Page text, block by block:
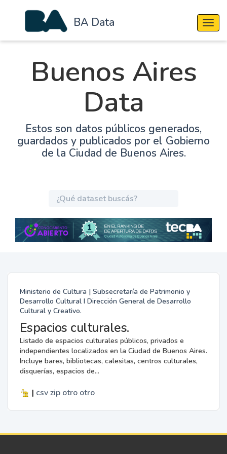
BA Data
Buenos Aires
Data
Estos son datos públicos generados,
guardados y publicados por el Gobierno
de la Ciudad de Buenos Aires.
Ministerio de Cultura | Subsecretaría de Patrimonio y
Desarrollo Cultural I Dirección General de Desarrollo
Cultural y Creativo.
Espacios culturales.
Listado de espacios culturales públicos, privados e
independientes localizados en la Ciudad de Buenos Aires.
Incluye bares, bibliotecas, calesitas, centros culturales,
disquerías, espacios de...
| csv zip otro otro